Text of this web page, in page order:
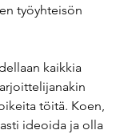
työyhteisön
kaikkia
töitä. Koen,
ideoida ja olla